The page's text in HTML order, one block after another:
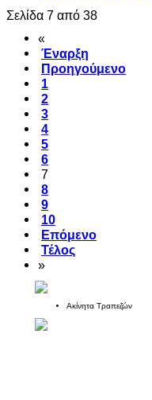
Σελίδα 7 από 38
«
Έναρξη
Προηγούμενο
1
2
3
4
5
6
7
8
9
10
Επόμενο
Τέλος
»
Ακίνητα Τραπεζών